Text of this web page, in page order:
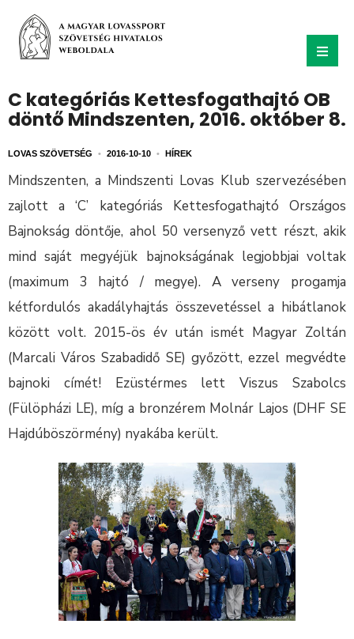
C kategóriás Kettesfogathajtó OB
döntő Mindszenten, 2016. október 8.
LOVAS SZÖVETSÉG • 2016-10-10 • HÍREK
Mindszenten, a Mindszenti Lovas Klub szervezésében
zajlott a ‘C’ kategóriás Kettesfogathajtó Országos
Bajnokság döntője, ahol 50 versenyző vett részt, akik
mind saját megyéjük bajnokságának legjobbjai voltak
(maximum 3 hajtó / megye). A verseny progamja
kétfordulós akadályhajtás összevetéssel a hibátlanok
között volt. 2015-ös év után ismét Magyar Zoltán
(Marcali Város Szabadidő SE) győzött, ezzel megvédte
bajnoki címét! Ezüstérmes lett Viszus Szabolcs
(Fülöpházi LE), míg a bronzérem Molnár Lajos (DHF SE
Hajdúböszörmény) nyakába került.